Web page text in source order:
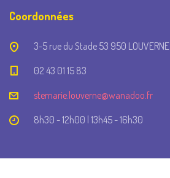
Coordonnées
3-5 rue du Stade 53 950 LOUVERNE
02 43 01 15 83
stemarie.louverne@wanadoo.fr
8h30 - 12h00 | 13h45 - 16h30